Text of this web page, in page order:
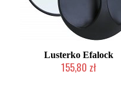
Lusterko Efalock
155,80 zł